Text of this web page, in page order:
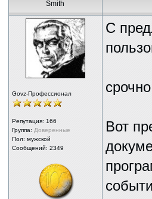
Smith
Govz-Профессионал
Репутация: 166
Группа: Доверенные
Пол: мужской
Сообщений: 2349
С
Вот